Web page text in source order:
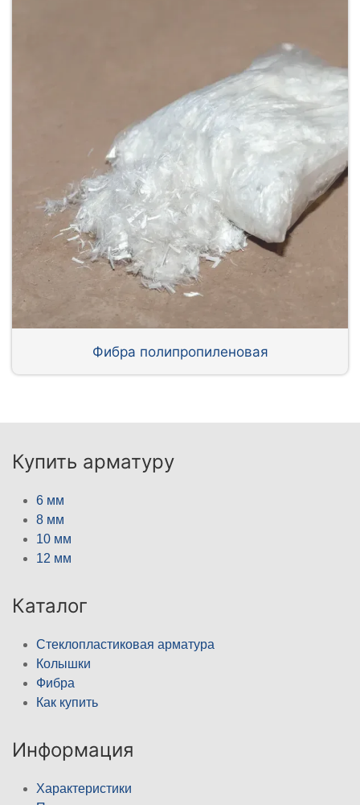
Фибра полипропиленовая
Купить арматуру
6 мм
8 мм
10 мм
12 мм
Каталог
Стеклопластиковая арматура
Колышки
Фибра
Как купить
Информация
Характеристики